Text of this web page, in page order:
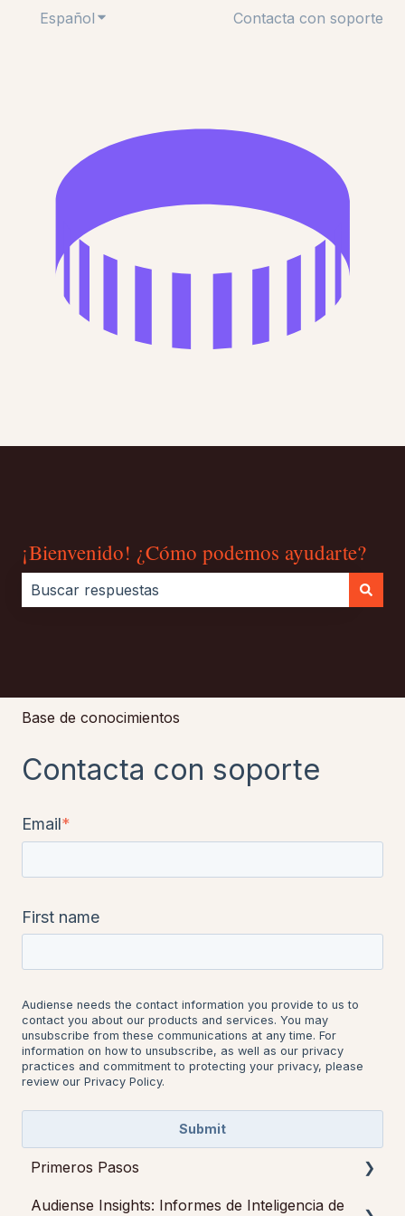
Español Traducciones de Mostrar submenú de
Contacta con soporte
¡Bienvenido! ¿Cómo podemos ayudarte?
Base de conocimientos
Contacta con soporte
Email*
First name
Audiense needs the contact information you provide to us to
contact you about our products and services. You may
unsubscribe from these communications at any time. For
information on how to unsubscribe, as well as our privacy
practices and commitment to protecting your privacy, please
review our Privacy Policy.
Primeros Pasos
Empezando con Audiense Insights
Audiense Insights: Informes de Inteligencia de